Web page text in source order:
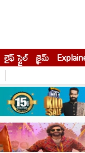
లైఫ్ స్టైల్ క్రైమ్